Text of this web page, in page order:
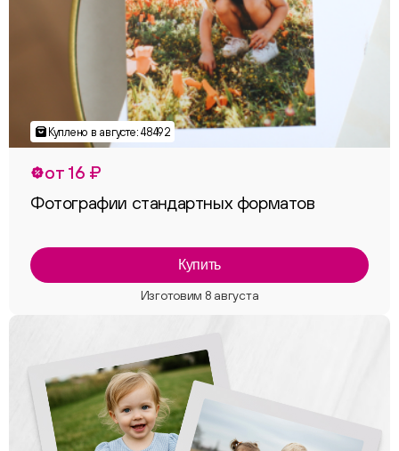
от 16 ₽
Фотографии стандартных форматов
Купить